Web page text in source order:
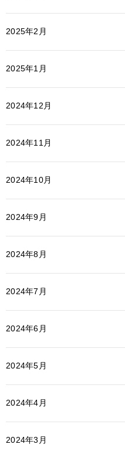
2025年2月
2025年1月
2024年12月
2024年11月
2024年10月
2024年9月
2024年8月
2024年7月
2024年6月
2024年5月
2024年4月
2024年3月